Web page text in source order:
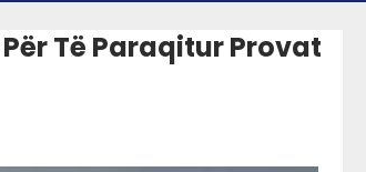
Për Të Paraqitur Provat